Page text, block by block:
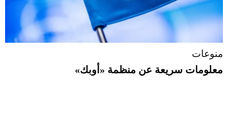
منوعات
معلومات سريعة عن منظمة «أوبك»